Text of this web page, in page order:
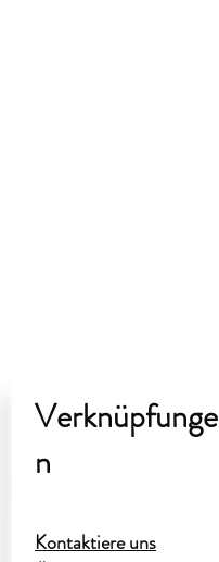
Verknüpfunge
n
Kontaktiere uns